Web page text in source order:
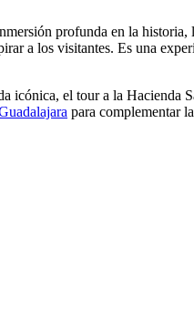
profunda en la
a los visitantes. Es una
icónica, el tour a la
para complementar